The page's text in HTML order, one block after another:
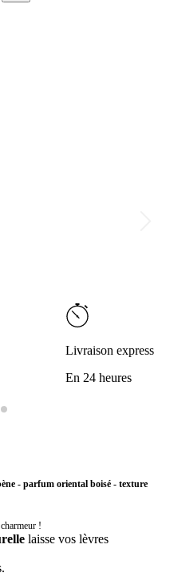
Livraison express
En 24 heures
- parfum oriental boisé - texture
!
laisse vos lèvres